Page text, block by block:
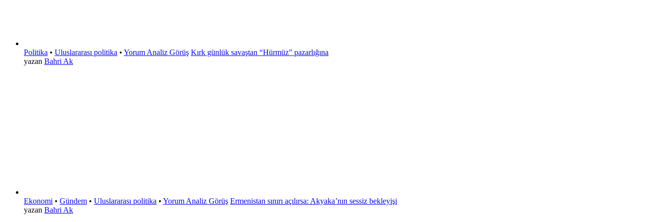
Politika • Uluslararası politika • Yorum Analiz Görüş Kırk günlük savaştan “Hürmüz” pazarlığına
yazan Bahri Ak
Ekonomi • Gündem • Uluslararası politika • Yorum Analiz Görüş Ermenistan sınırı açılırsa: Akyaka’nın sessiz bekleyişi
yazan Bahri Ak